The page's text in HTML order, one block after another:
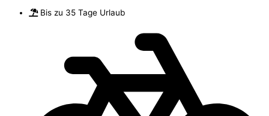
Bis zu 35 Tage Urlaub